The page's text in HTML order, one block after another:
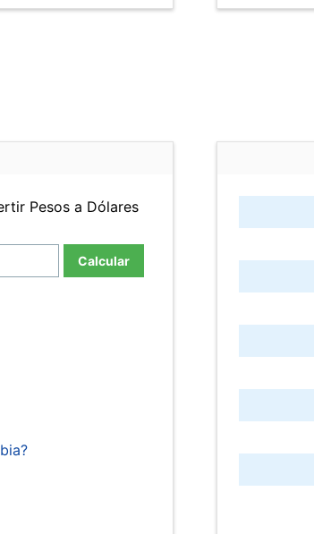
Pesos a Dólares
Calcular